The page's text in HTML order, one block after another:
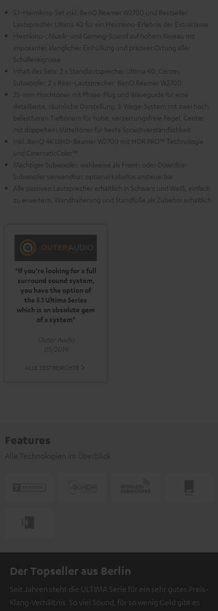
5.1-Heimkino-Set inkl. BenQ Beamer W2700 und Bestseller
Lautsprecher Ultima 40 für ein Heimkino-Erlebnis der Extraklasse
Heimkino-, Musik- und Gaming-Sound auf hohem Niveau mit
imposanter klanglicher Einhüllung und präziser Ortung aller
Schallereignisse
Inhalt des Sets: 2 x Standlautsprecher Ultima 40, Center,
Subwoofer, 2 x Rear-Lautsprecher, BenQ Beamer W2700
25-mm-Hochtöner mit Phase-Plug und Waveguide für eine
detaillierte, räumliche Darstellung, 3-Wege-System mit zwei hoch
belastbaren Tieftönern für hohe, verzerrungsfreie Pegel, Center
mit doppeltem Mitteltöner für beste Sprachverständlichkeit
Inkl. BenQ 4K UHD-Beamer W2700 mit HDR PRO™ Technologie
und CinematicColor™
Mächtiger Subwoofer, wahlweise als Front- oder Downfire-
Subwoofer verwendbar, optional kabellos ansteuerbar
Alle passiven Lautsprecher erhältlich in Schwarz und Weiß, einfach
zu erweitern, Wandhalterung und Standfüße als Zubehör erhältlich
"If you’re looking for a full
surround sound system,
you have the option of
the 5.1 Ultima Series
which is an absolute gem
of a system"
Outer Audio
05/2019
ALLE TESTBERICHTE
Features
Alle Technologien im Überblick
Der Topseller aus Berlin
Seit Jahren steht die ULTIMA Serie für ein sehr gutes Preis-
Klang-Verhältnis. So viel Sound, für so wenig Geld gibt es